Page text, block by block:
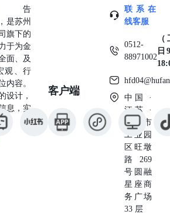
家石油公司（ADNOC）透露，该公司计划
管线，实现运输路线绕开霍尔木兹海峡。同
研讨新建一条 东西走向原油干线，建成后
可借道阿联酋境内管线绕开霍尔木兹海峡出
源署石油部负责人称，紧急释放石油储备只
法解决石油供应问题。 5、巴西国家石油、
料管理局数据显示，巴西4月天然气产量达
，同比增长23%。 6、美国上周API原油库
，预期为减少360.5万桶，前值为减少281.9
29日当周API取暖油库存49.8万桶，前值
韩国产业通商资源部表示，鉴于霍尔木兹海
，政府将与私营企业合作的原油互换机制延
国政府于今年4月推出原油互换机制，旨在
稳定国内燃料供应。迄今为止，韩国政府已
了总计2100万桶原油库存。 农产品 1、从
，截至6月2日17时，全国已收获夏粮小麦
进度35.09%。当日收获2386万亩、投入联合
告
是苏州
旗下的
于为金
面、及
观、行
内容。
设计，
息，实
客户端
联系在
线客服
0512-
88971002
日
中国 ·
江苏 ·
苏州市
工业园
区旺墩
路269
号圆融
星座商
务广场
33 层